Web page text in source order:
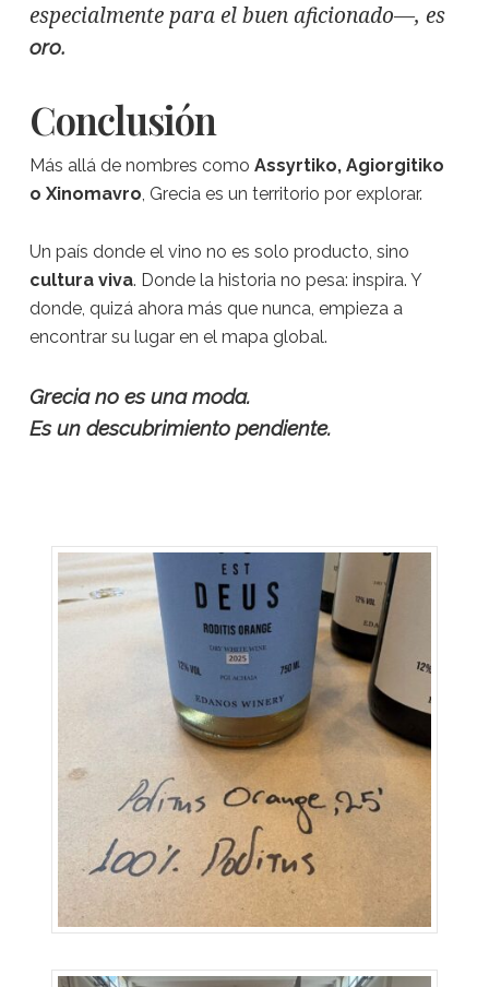
especialmente para el buen aficionado—, es
oro.
Conclusión
Más allá de nombres como Assyrtiko, Agiorgitiko
o Xinomavro, Grecia es un territorio por explorar.
Un país donde el vino no es solo producto, sino
cultura viva. Donde la historia no pesa: inspira. Y
donde, quizá ahora más que nunca, empieza a
encontrar su lugar en el mapa global.
Grecia no es una moda.
Es un descubrimiento pendiente.